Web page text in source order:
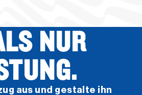
NUR
aus und gestalte ihn